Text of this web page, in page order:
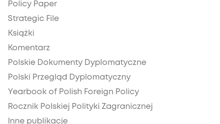
Policy Paper
Strategic File
Książki
Komentarz
Polskie Dokumenty Dyplomatyczne
Polski Przegląd Dyplomatyczny
Yearbook of Polish Foreign Policy
Rocznik Polskiej Polityki Zagranicznej
Inne publikacje